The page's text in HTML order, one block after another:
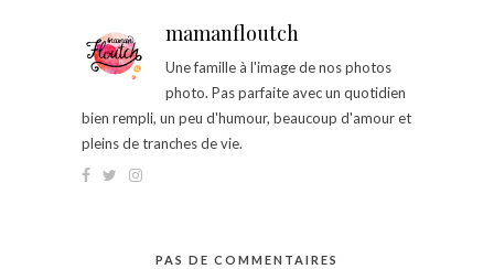
mamanfloutch
Une famille à l'image de nos photos
photo. Pas parfaite avec un quotidien
bien rempli, un peu d'humour, beaucoup d'amour et
pleins de tranches de vie.
PAS DE COMMENTAIRES